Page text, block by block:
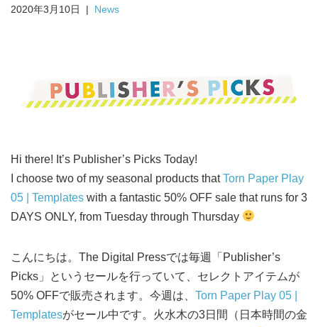
プ
2020年3月10日 News
Hi there! It’s Publisher’s Picks Today!
I choose two of my seasonal products thatTorn Paper Play
05 | Templates with a fantastic 50% OFF sale that runs for 3
DAYS ONLY, from Tuesday through Thursday
こんにちは。The Digital Pressでは毎週「Publisher’s
Picks」というセールを行っていて、セレクトアイテムが
50% OFFで販売されます。今週は、 Torn Paper Play 05 |
Templatesがセール中です。火水木の3日間（日本時間の金